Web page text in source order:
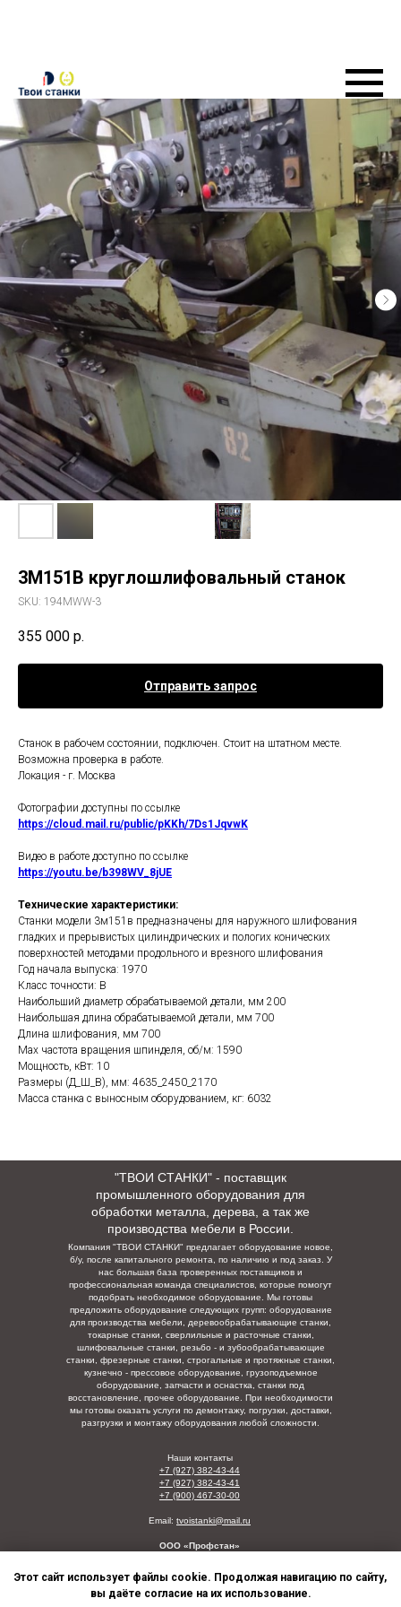
3М151В круглошлифовальный станок
SKU: 194MWW-3
355 000 р.
Отправить запрос
Станок в рабочем состоянии, подключен. Стоит на штатном месте.
Возможна проверка в работе.
Локация - г. Москва
Фотографии доступны по ссылке
https://cloud.mail.ru/public/pKKh/7Ds1JqvwK
Видео в работе доступно по ссылке
https://youtu.be/b398WV_8jUE
Технические характеристики:
Станки модели 3м151в предназначены для наружного шлифования
гладких и прерывистых цилиндрических и пологих конических
поверхностей методами продольного и врезного шлифования
Год начала выпуска: 1970
Класс точности: В
Наибольший диаметр обрабатываемой детали, мм 200
Наибольшая длина обрабатываемой детали, мм 700
Длина шлифования, мм 700
Max частота вращения шпинделя, об/м: 1590
Мощность, кВт: 10
Размеры (Д_Ш_В), мм: 4635_2450_2170
Масса станка с выносным оборудованием, кг: 6032
Этот сайт использует файлы cookie. Продолжая навигацию по сайту,
вы даёте согласие на их использование.
"ТВОИ СТАНКИ" - поставщик
промышленного оборудования для
обработки металла, дерева, а так же
производства мебели в России.
Компания "ТВОИ СТАНКИ" предлагает оборудование новое,
б/у, после капитального ремонта, по наличию и под заказ. У
нас большая база проверенных поставщиков и
профессиональная команда специалистов, которые помогут
подобрать необходимое оборудование. Мы готовы
предложить оборудование следующих групп: оборудование
для производства мебели, деревообрабатывающие станки,
токарные станки, сверлильные и расточные станки,
шлифовальные станки, резьбо - и зубообрабатывающие
станки, фрезерные станки, строгальные и протяжные станки,
кузнечно - прессовое оборудование, грузоподъемное
оборудование, запчасти и оснастка, станки под
восстановление, прочее оборудование. При необходимости
мы готовы оказать услуги по демонтажу, погрузки, доставки,
разгрузки и монтажу оборудования любой сложности.
Наши контакты
+7 (927) 382-43-44
+7 (927) 382-43-41
+7 (900) 467-30-00
Email: tvoistanki@mail.ru
ООО «Профстан»
© Твои станки, Россия, 2016-2026